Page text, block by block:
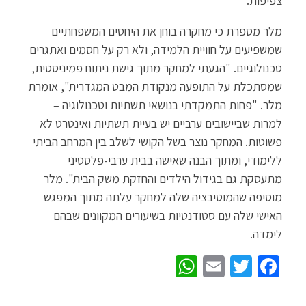
מלר מספרת כי מחקרה בוחן את היחסים המשפחתיים
שמשפיעים על חוויית הלמידה, ולא רק על חסמים ואתגרים
טכנולוגיים. "הגעתי למחקר מתוך גישת ניתוח פמיניסטית,
שמסתכלת על התופעה מנקודת המבט המגדרית", אומרת
מלר. "פחות התמקדתי בנושאי תשתיות וטכנולוגיה –
למרות שביישובים ערביים יש בעיית תשתיות ואינטרט לא
פשוטות. המחקר נוצר בשל הקושי לשלב בין המרחב הביתי
ללימודי, ומתוך הבנה שאישה בבית ערבי-פלסטיני
מתעסקת גם בגידול הילדים והחזקת משק הבית". מלר
מוסיפה שהמוטיבציה שלה למחקר עלתה מתוך המפגש
האישי שלה עם סטודנטיות בשיעורים המקוונים שבהם
לימדה.
Fa
T
E